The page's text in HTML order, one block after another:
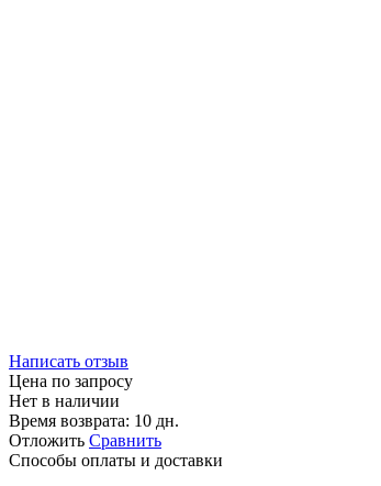
Написать отзыв
Цена по запросу
Нет в наличии
Время возврата: 10 дн.
Отложить Сравнить
Способы оплаты и доставки